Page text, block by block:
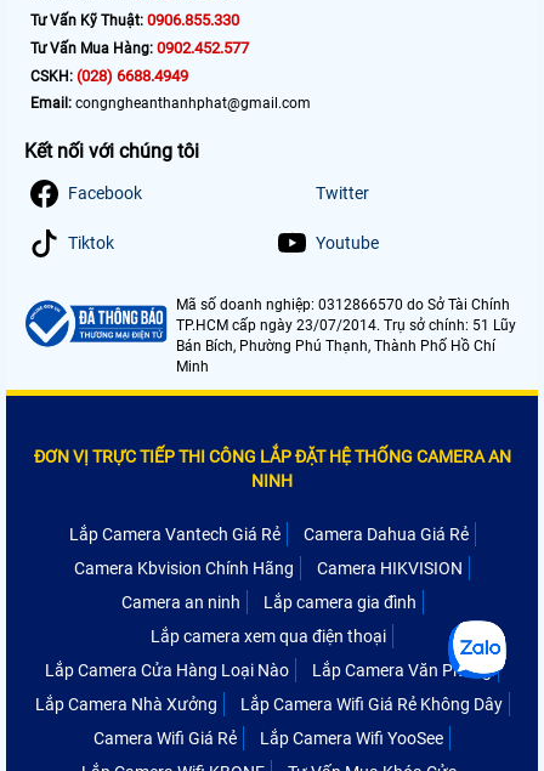
Tư Vấn Kỹ Thuật: 0906.855.330
Tư Vấn Mua Hàng: 0902.452.577
CSKH: (028) 6688.4949
Email: congngheanthanhphat@gmail.com
Kết nối với chúng tôi
Facebook Twitter
Tiktok Youtube
Mã số doanh nghiệp: 0312866570 do Sở Tài Chính
TP.HCM cấp ngày 23/07/2014. Trụ sở chính: 51 Lũy
Bán Bích, Phường Phú Thạnh, Thành Phố Hồ Chí
Minh
ĐƠN VỊ TRỰC TIẾP THI CÔNG LẮP ĐẶT HỆ THỐNG CAMERA AN
NINH
Lắp Camera Vantech Giá Rẻ
Camera Dahua Giá Rẻ
Camera Kbvision Chính Hãng
Camera HIKVISION
Camera an ninh
Lắp camera gia đình
Lắp camera xem qua điện thoại
Lắp Camera Cửa Hàng Loại Nào
Lắp Camera Văn Phòng
Lắp Camera Nhà Xưởng
Lắp Camera Wifi Giá Rẻ Không Dây
Camera Wifi Giá Rẻ
Lắp Camera Wifi YooSee